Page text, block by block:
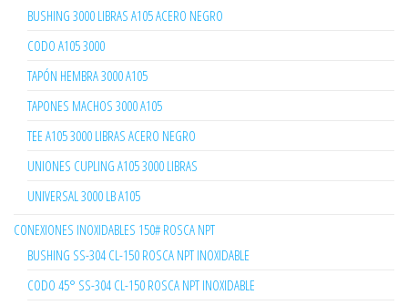
BUSHING 3000 LIBRAS A105 ACERO NEGRO
CODO A105 3000
TAPÓN HEMBRA 3000 A105
TAPONES MACHOS 3000 A105
TEE A105 3000 LIBRAS ACERO NEGRO
UNIONES CUPLING A105 3000 LIBRAS
UNIVERSAL 3000 LB A105
CONEXIONES INOXIDABLES 150# ROSCA NPT
BUSHING SS-304 CL-150 ROSCA NPT INOXIDABLE
CODO 45° SS-304 CL-150 ROSCA NPT INOXIDABLE